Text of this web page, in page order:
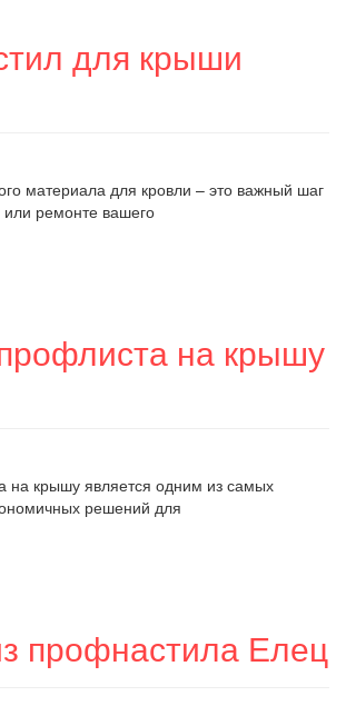
для крыши
материала для кровли – это важный шаг
или ремонте вашего
на крышу
на крышу является одним из самых
решений для
профнастила Елец